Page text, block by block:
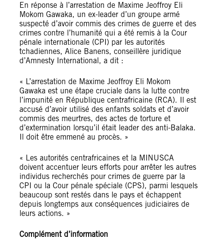
En réponse à l’arrestation de Maxime Jeoffroy Eli
Mokom Gawaka, un ex-leader d’un groupe armé
suspecté d’avoir commis des crimes de guerre et des
crimes contre l’humanité qui a été remis à la Cour
pénale internationale (CPI) par les autorités
tchadiennes, Alice Banens, conseillère juridique
d’Amnesty International, a dit :
« L’arrestation de Maxime Jeoffroy Eli Mokom
Gawaka est une étape cruciale dans la lutte contre
l’impunité en République centrafricaine (RCA). Il est
accusé d’avoir utilisé des enfants soldats et d’avoir
commis des meurtres, des actes de torture et
d’extermination lorsqu’il était leader des anti-Balaka.
Il doit être emmené au procès. »
« Les autorités centrafricaines et la MINUSCA
doivent accentuer leurs efforts pour arrêter les autres
individus recherchés pour crimes de guerre par la
CPI ou la Cour pénale spéciale (CPS), parmi lesquels
beaucoup sont restés dans le pays et échappent
depuis longtemps aux conséquences judiciaires de
leurs actions. »
Complément d’information